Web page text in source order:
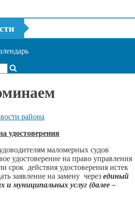
района
маломерных судов
удостоверение на право управления
срок действия удостоверения истек
заявление на замену через единый
и муниципальных услуг (далее –